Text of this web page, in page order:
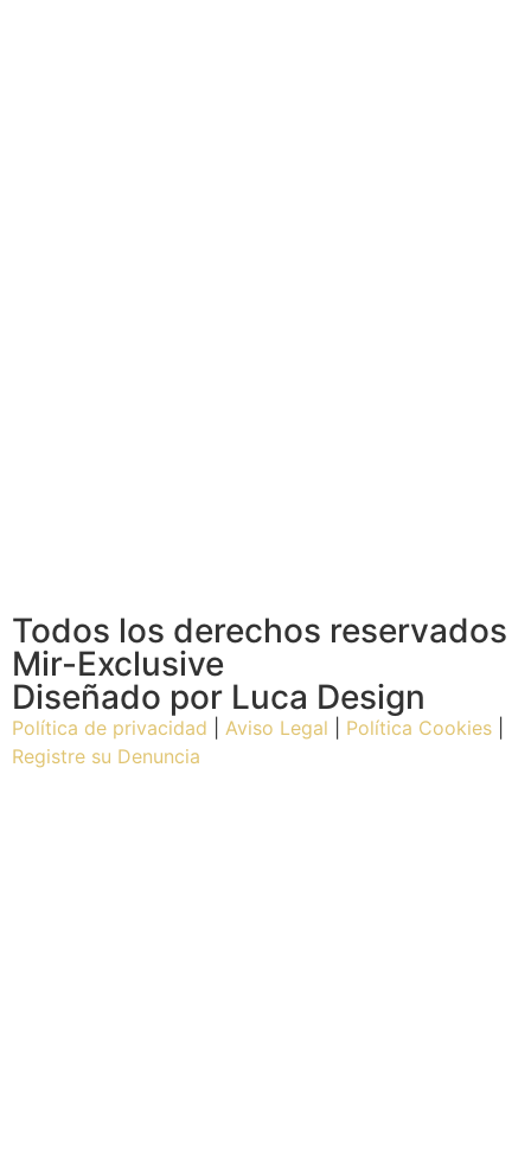
Todos los derechos reservados
Mir-Exclusive
Diseñado por Luca Design
Política de privacidad Aviso Legal Política Cookies
Registre su Denuncia